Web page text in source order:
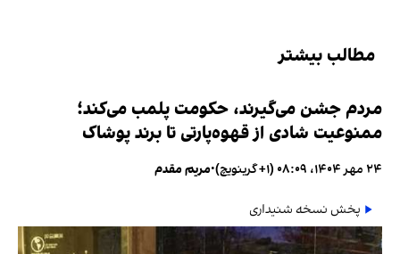
مطالب بیشتر
مردم جشن می‌گیرند، حکومت پلمب می‌کند؛
ممنوعیت شادی از قهوه‌پارتی تا برند پوشاک
۲۴ مهر ۱۴۰۴، ۰۸:۰۹ (‎+۱ گرینویچ) •مریم مقدم
پخش نسخه شنیداری